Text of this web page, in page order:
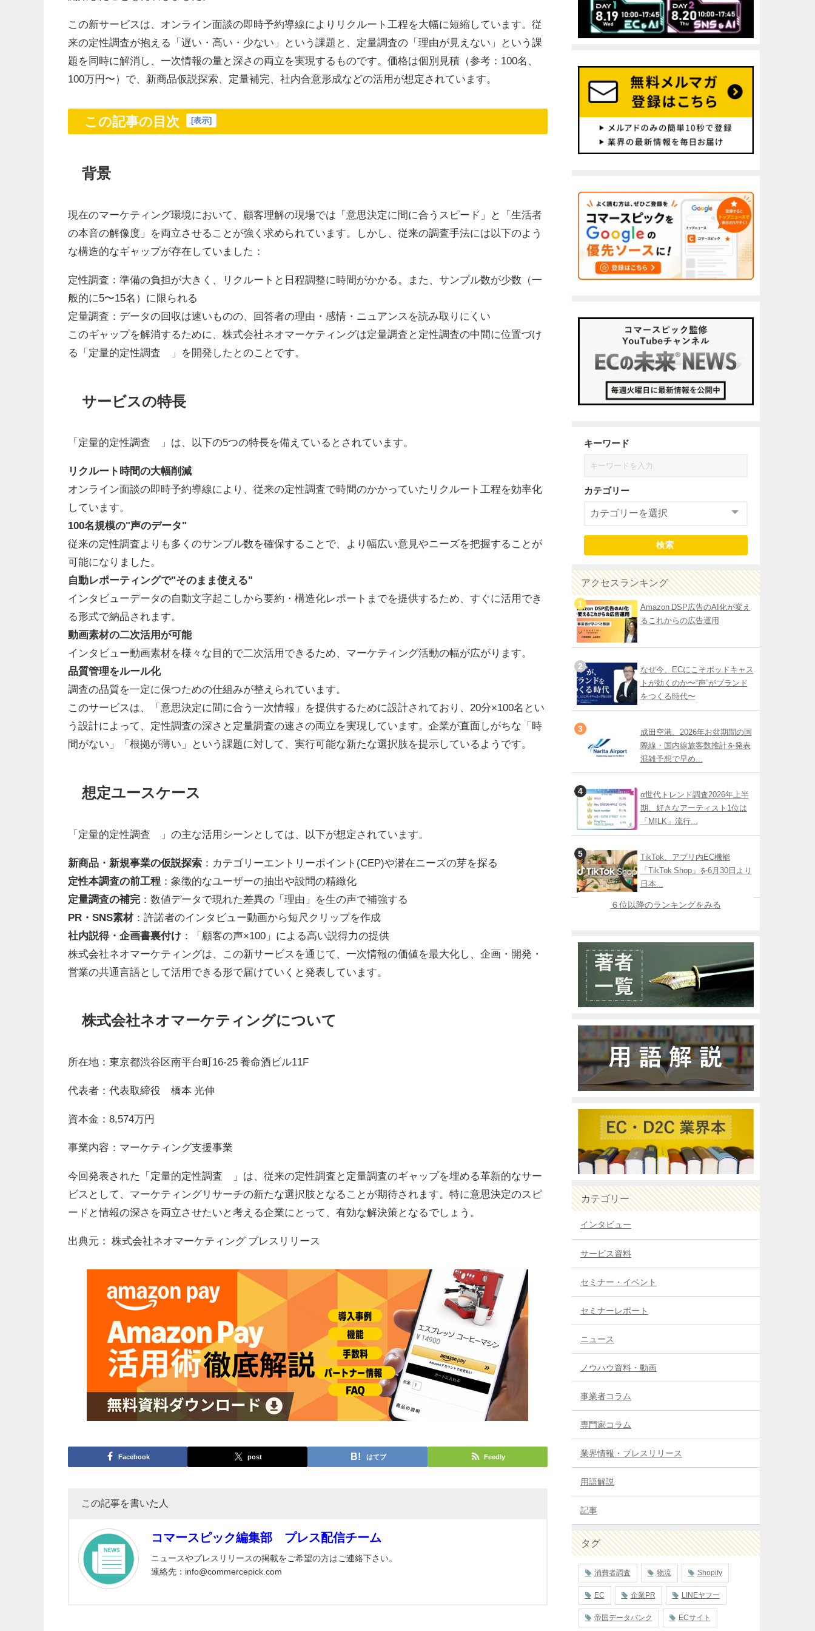
この新サービスは、オンライン面談の即時予約導線によりリクルート工程を大幅に短縮しています。従
来の定性調査が抱える「遅い・高い・少ない」という課題と、定量調査の「理由が見えない」という課
題を同時に解消し、一次情報の量と深さの両立を実現するものです。価格は個別見積（参考：100名、
100万円〜）で、新商品仮説探索、定量補完、社内合意形成などの活用が想定されています。
この記事の目次 [表示]
背景
現在のマーケティング環境において、顧客理解の現場では「意思決定に間に合うスピード」と「生活者
の本音の解像度」を両立させることが強く求められています。しかし、従来の調査手法には以下のよう
な構造的なギャップが存在していました：
定性調査：準備の負担が大きく、リクルートと日程調整に時間がかかる。また、サンプル数が少数（一
般的に5〜15名）に限られる
定量調査：データの回収は速いものの、回答者の理由・感情・ニュアンスを読み取りにくい
このギャップを解消するために、株式会社ネオマーケティングは定量調査と定性調査の中間に位置づけ
る「定量的定性調査™」を開発したとのことです。
サービスの特長
「定量的定性調査™」は、以下の5つの特長を備えているとされています。
リクルート時間の大幅削減
オンライン面談の即時予約導線により、従来の定性調査で時間のかかっていたリクルート工程を効率化
しています。
100名規模の"声のデータ"
従来の定性調査よりも多くのサンプル数を確保することで、より幅広い意見やニーズを把握することが
可能になりました。
自動レポーティングで"そのまま使える"
インタビューデータの自動文字起こしから要約・構造化レポートまでを提供するため、すぐに活用でき
る形式で納品されます。
動画素材の二次活用が可能
インタビュー動画素材を様々な目的で二次活用できるため、マーケティング活動の幅が広がります。
品質管理をルール化
調査の品質を一定に保つための仕組みが整えられています。
このサービスは、「意思決定に間に合う一次情報」を提供するために設計されており、20分×100名とい
う設計によって、定性調査の深さと定量調査の速さの両立を実現しています。企業が直面しがちな「時
間がない」「根拠が薄い」という課題に対して、実行可能な新たな選択肢を提示しているようです。
想定ユースケース
「定量的定性調査™」の主な活用シーンとしては、以下が想定されています。
新商品・新規事業の仮説探索：カテゴリーエントリーポイント(CEP)や潜在ニーズの芽を探る
定性本調査の前工程：象徴的なユーザーの抽出や設問の精緻化
定量調査の補完：数値データで現れた差異の「理由」を生の声で補強する
PR・SNS素材：許諾者のインタビュー動画から短尺クリップを作成
社内説得・企画書裏付け：「顧客の声×100」による高い説得力の提供
株式会社ネオマーケティングは、この新サービスを通じて、一次情報の価値を最大化し、企画・開発・
営業の共通言語として活用できる形で届けていくと発表しています。
株式会社ネオマーケティングについて
所在地：東京都渋谷区南平台町16-25 養命酒ビル11F
代表者：代表取締役 橋本 光伸
資本金：8,574万円
事業内容：マーケティング支援事業
今回発表された「定量的定性調査™」は、従来の定性調査と定量調査のギャップを埋める革新的なサー
ビスとして、マーケティングリサーチの新たな選択肢となることが期待されます。特に意思決定のスピ
ードと情報の深さを両立させたいと考える企業にとって、有効な解決策となるでしょう。
出典元： 株式会社ネオマーケティング プレスリリース
Facebook post はてブ Feedly
この記事を書いた人
コマースピック編集部 プレス配信チーム
ニュースやプレスリリースの掲載をご希望の方はご連絡下さい。
連絡先：info@commercepick.com
キーワード
カテゴリー
検索
アクセスランキング
Amazon DSP広告のAI化が変え
るこれからの広告運用
なぜ今、ECにこそポッドキャス
トが効くのか〜“声”がブランド
をつくる時代〜
成田空港、2026年お盆期間の国
際線・国内線旅客数推計を発表
混雑予想で早め...
α世代トレンド調査2026年上半
期、好きなアーティスト1位は
「M!LK」流行...
TikTok、アプリ内EC機能
「TikTok Shop」を6月30日より
日本...
６位以降のランキングをみる
カテゴリー
インタビュー
サービス資料
セミナー・イベント
セミナーレポート
ニュース
ノウハウ資料・動画
事業者コラム
専門家コラム
業界情報・プレスリリース
用語解説
記事
タグ
消費者調査 物流 Shopify
EC 企業PR LINEヤフー
帝国データバンク ECサイト